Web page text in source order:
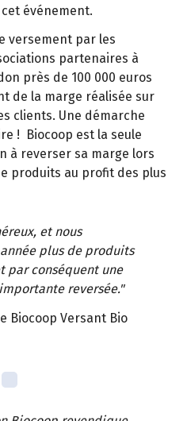
événement.
versement par les
partenaires à
près de 100 000 euros
de la marge réalisée sur
clients. Une démarche
! Biocoop est la seule
à reverser sa marge lors
produits au profit des plus
et nous
plus de produits
par conséquent une
reversée."
Biocoop Versant Bio